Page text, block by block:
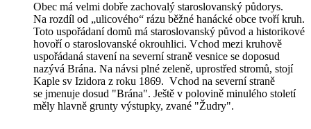
Obec má velmi dobře zachovalý staroslovanský půdorys.
Na rozdíl od „ulicového“ rázu běžné hanácké obce tvoří kruh.
Toto uspořádaní domů má staroslovanský původ a historikové
hovoří o staroslovanské okrouhlici. Vchod mezi kruhově
uspořádaná stavení na severní straně vesnice se doposud
nazývá Brána. Na návsi plné zeleně, uprostřed stromů, stojí
Kaple sv Izidora z roku 1869. Vchod na severní straně
se jmenuje dosud "Brána". Ještě v polovině minulého století
měly hlavně grunty výstupky, zvané "Žudry".